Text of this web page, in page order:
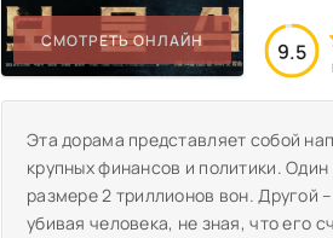
СМОТРЕТЬ ОНЛАЙН 9.5
Эта дорама представляет собой
крупных финансов и политики.
размере 2 триллионов вон. Другой
убивая человека, не зная, что его